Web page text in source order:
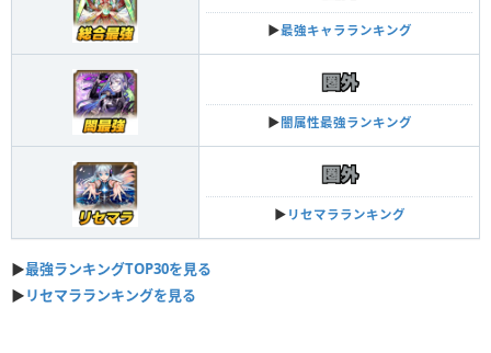
▶︎最強キャラランキング
▶︎闇属性最強ランキング
▶︎ リセマラランキング
▶︎︎最強ランキングTOP30を見る
▶︎︎リセマラランキングを見る